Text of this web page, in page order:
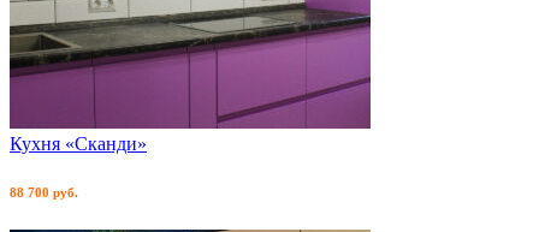
Кухня «Сканди»
88 700 руб.